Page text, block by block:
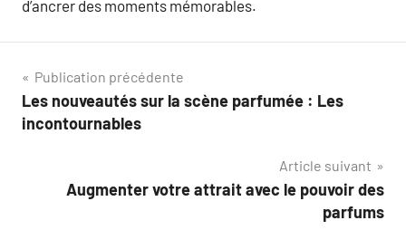
d’ancrer des moments mémorables.
Navigation
de
Publication précédente
Les nouveautés sur la scène parfumée : Les
incontournables
Article suivant
Augmenter votre attrait avec le pouvoir des
parfums